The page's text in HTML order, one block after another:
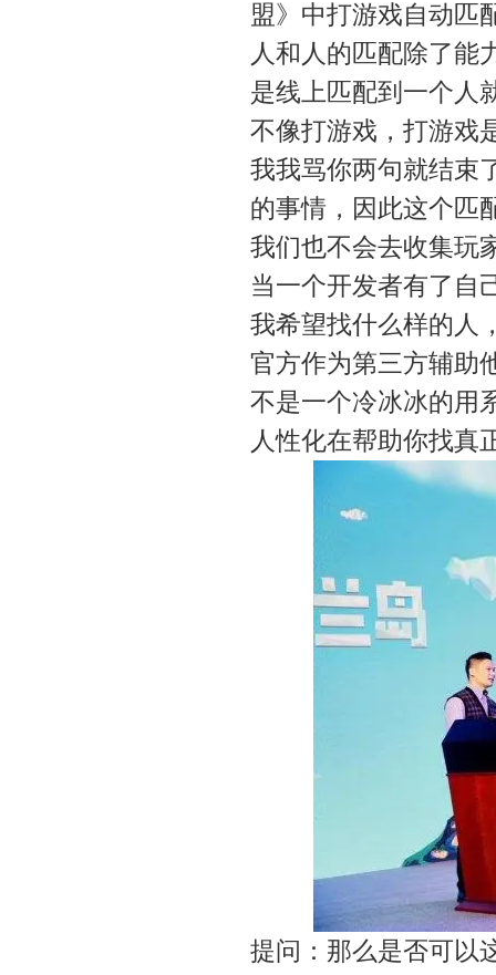
盟》中打游戏自动匹
人和人的匹配除了能
是线上匹配到一个人
不像打游戏，打游戏
我我骂你两句就结束
的事情，因此这个匹
我们也不会去收集玩
当一个开发者有了自
我希望找什么样的人
官方作为第三方辅助
不是一个冷冰冰的用
人性化在帮助你找真
提问：那么是否可以